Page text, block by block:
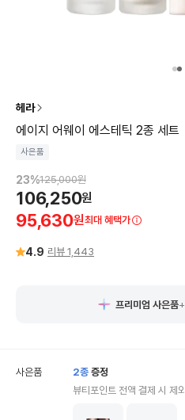
헤라
에이지 어웨이 에스테틱 2종 세트
사은품
23%125,000원
106,250원
95,630원최대 혜택가
4.9 리뷰 1,443
프리미엄 사은품+
사은품 2종 증정
뷰티포인트 전액 결제 시 제외